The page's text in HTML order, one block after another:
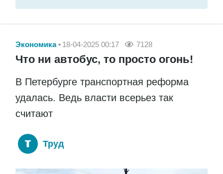
Экономика 18-04-2025 00:17 7128
Что ни автобус, то просто огонь!
В Петербурге транспортная реформа
удалась. Ведь власти всерьез так
считают
Труд